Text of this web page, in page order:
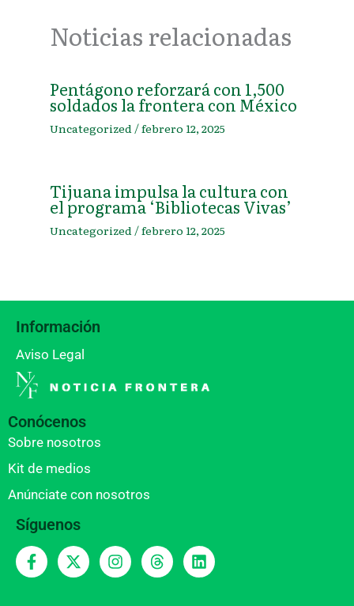
Noticias relacionadas
Pentágono reforzará con 1,500
soldados la frontera con México
Uncategorized /febrero 12, 2025
Tijuana impulsa la cultura con
el programa ‘Bibliotecas Vivas’
Uncategorized /febrero 12, 2025
Información
Aviso Legal
Conócenos
Sobre nosotros
Kit de medios
Anúnciate con nosotros
Síguenos
F
a
c
X
-
t
I
n
s
T
h
r
L
i
n